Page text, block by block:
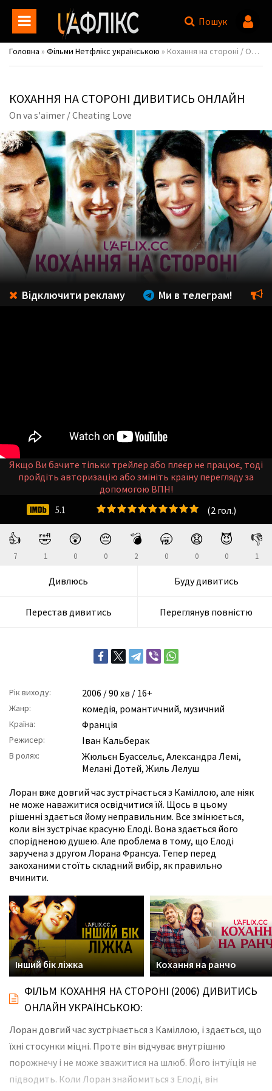
Пошук
Головна » Фільми Нетфлікс українською » Кохання на стороні / On va s'aimer / Cheating Love
КОХАННЯ НА СТОРОНІ ДИВИТИСЬ ОНЛАЙН
On va s'aimer / Cheating Love
👍
7
🤣
1
😲
0
😔
0
💣
2
🥱
0
😧
0
😈
0
👎
1
Дивлюсь Буду дивитись
Перестав дивитись Переглянув повністю
Рік виходу: 2006 / 90 хв / 16+
Жанр: комедія, романтичний, музичний
Країна: Франція
Режисер: Іван Кальберак
В ролях: Жюльєн Буассельє, Александра Лемі,
Мелані Дотей, Жиль Лелуш
Лоран вже довгий час зустрічається з Каміллою, але ніяк
не може наважитися освідчитися їй. Щось в цьому
рішенні здається йому неправильним. Все змінюється,
коли він зустрічає красуню Елоді. Вона здається його
спорідненою душею. Але проблема в тому, що Елоді
заручена з другом Лорана Франсуа. Тепер перед
закоханими стоїть складний вибір, як правильно
вчинити.
(2 гол.)
5.1
Відключити рекламу Ми в телеграм!
Якщо Ви бачите тільки трейлер або плеєр не працює, тоді
пройдіть авторизацію або змініть країну перегляду за
допомогою ВПН!
Інший бік ліжка Кохання на ранчо
ФІЛЬМ КОХАННЯ НА СТОРОНІ (2006) ДИВИТИСЬ
ОНЛАЙН УКРАЇНСЬКОЮ:
Лоран довгий час зустрічається з Каміллою, і здається, що
їхні стосунки міцні. Проте він відчуває внутрішню
порожнечу і не може зважитися на шлюб. Його інтуїція не
підводить. Коли Лоран знайомиться з Елоді, він